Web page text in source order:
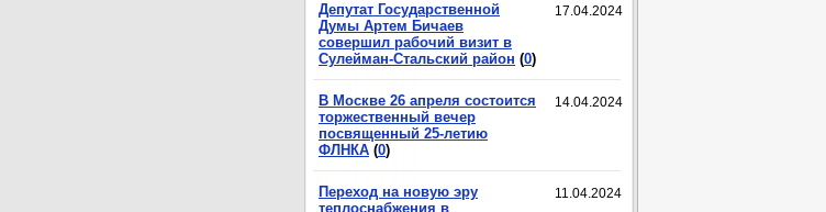
17.04.2024
Депутат Государственной
Думы Артем Бичаев
совершил рабочий визит в
Сулейман-Стальский район (0)
14.04.2024
В Москве 26 апреля состоится
торжественный вечер
посвященный 25-летию
ФЛНКА (0)
11.04.2024
Переход на новую эру
теплоснабжения в